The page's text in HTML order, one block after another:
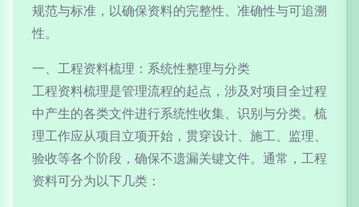
规范与标准，以确保资料的完整性、准确性与可追溯
性。
一、工程资料梳理：系统性整理与分类
工程资料梳理是管理流程的起点，涉及对项目全过程
中产生的各类文件进行系统性收集、识别与分类。梳
理工作应从项目立项开始，贯穿设计、施工、监理、
验收等各个阶段，确保不遗漏关键文件。通常，工程
资料可分为以下几类：